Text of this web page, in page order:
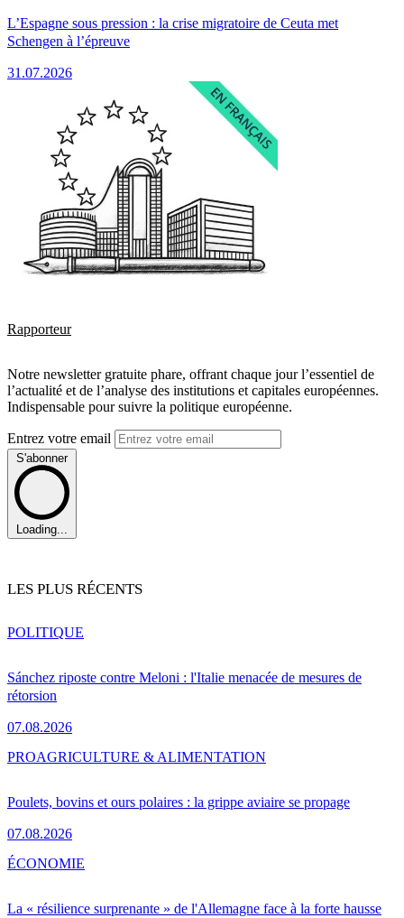
L’Espagne sous pression : la crise migratoire de Ceuta met
Schengen à l’épreuve
31.07.2026
Rapporteur
Notre newsletter gratuite phare, offrant chaque jour l’essentiel de
l’actualité et de l’analyse des institutions et capitales européennes.
Indispensable pour suivre la politique européenne.
Entrez votre email
S'abonner
Loading...
LES PLUS RÉCENTS
Sánchez riposte contre Meloni : l'Italie menacée de mesures de
rétorsion
07.08.2026
POLITIQUE
Poulets, bovins et ours polaires : la grippe aviaire se propage
07.08.2026
PROAGRICULTURE & ALIMENTATION
La « résilience surprenante » de l'Allemagne face à la forte hausse
ÉCONOMIE